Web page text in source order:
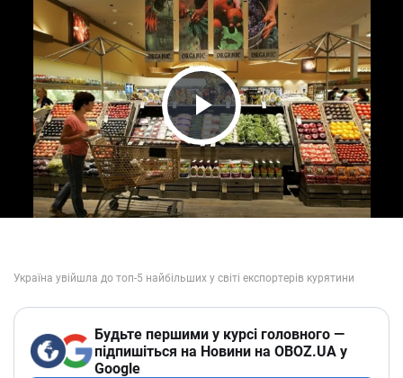
Play Video
Будьте першими у курсі головного —
підпишіться на Новини на OBOZ.UA у
Google